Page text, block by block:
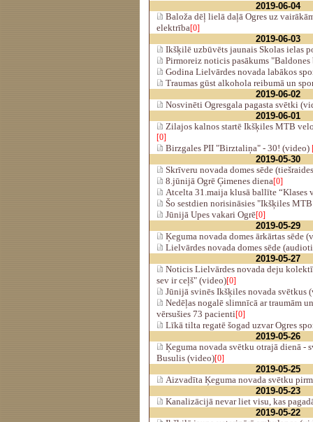
2019-06-04
Baloža dēļ lielā daļā Ogres uz
elektrība[0]
2019-06-03
Ikšķilē uzbūvēts jaunais Skolas ielas
Pirmoreiz noticis pasākums
Godina Lielvārdes novada labākos
Traumas gūst alkohola reibumā un
2019-06-02
Nosvinēti Ogresgala pagasta svētki
2019-06-01
Zilajos kalnos startē Ikšķiles MTB
[0]
Birzgales PII "Birztaliņa" - 30! (video)
2019-05-30
Skrīveru novada domes sēde
8.jūnijā Ogrē Ģimenes diena[0]
Atcelta 31.maija klusā ballīte “Klases
Šo sestdien norisināsies "Ikšķiles
Jūnijā Upes vakari Ogrē[0]
2019-05-29
Ķeguma novada domes ārkārtas sēde
Lielvārdes novada domes sēde
2019-05-27
Noticis Lielvārdes novada deju
sev ir ceļš" (video)[0]
Jūnijā svinēs Ikšķiles novada svētkus
Nedēļas nogalē slimnīcā ar traumām
vērsušies 73 pacienti[0]
Līkā tilta regatē šogad uzvar Ogres
2019-05-26
Ķeguma novada svētku otrajā dienā -
Busulis (video)[0]
2019-05-25
Aizvadīta Ķeguma novada svētku
2019-05-23
Kanalizācijā nevar liet visu, kas
2019-05-22